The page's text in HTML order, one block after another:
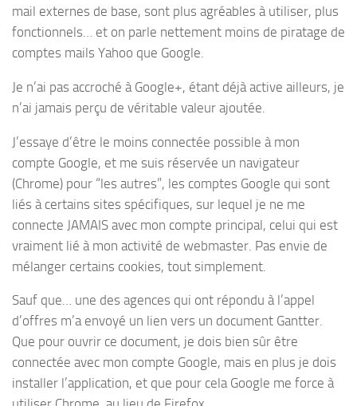
mail externes de base, sont plus agréables à utiliser, plus
fonctionnels… et on parle nettement moins de piratage de
comptes mails Yahoo que Google.
Je n’ai pas accroché à Google+, étant déjà active ailleurs, je
n’ai jamais perçu de véritable valeur ajoutée.
J’essaye d’être le moins connectée possible à mon
compte Google, et me suis réservée un navigateur
(Chrome) pour “les autres”, les comptes Google qui sont
liés à certains sites spécifiques, sur lequel je ne me
connecte JAMAIS avec mon compte principal, celui qui est
vraiment lié à mon activité de webmaster. Pas envie de
mélanger certains cookies, tout simplement.
Sauf que… une des agences qui ont répondu à l’appel
d’offres m’a envoyé un lien vers un document Gantter.
Que pour ouvrir ce document, je dois bien sûr être
connectée avec mon compte Google, mais en plus je dois
installer l’application, et que pour cela Google me force à